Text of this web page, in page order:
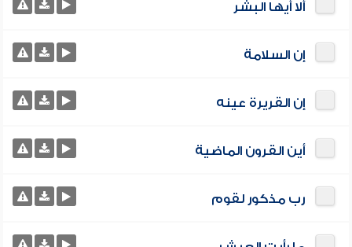
ألا أيها البشر
إن السلامة
إن القريرة عينه
أين القرون الماضية
رب مذكور لقوم